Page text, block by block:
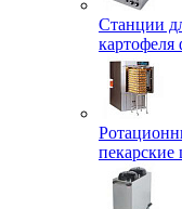
Станции
картофеля